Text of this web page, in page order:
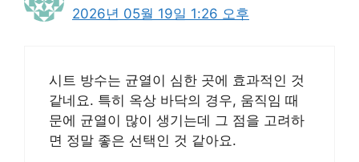
2026년 05월 19일 1:26 오후
시트 방수는 균열이 심한 곳에 효과적인 것
같네요. 특히 옥상 바닥의 경우, 움직임 때
문에 균열이 많이 생기는데 그 점을 고려하
면 정말 좋은 선택인 것 같아요.